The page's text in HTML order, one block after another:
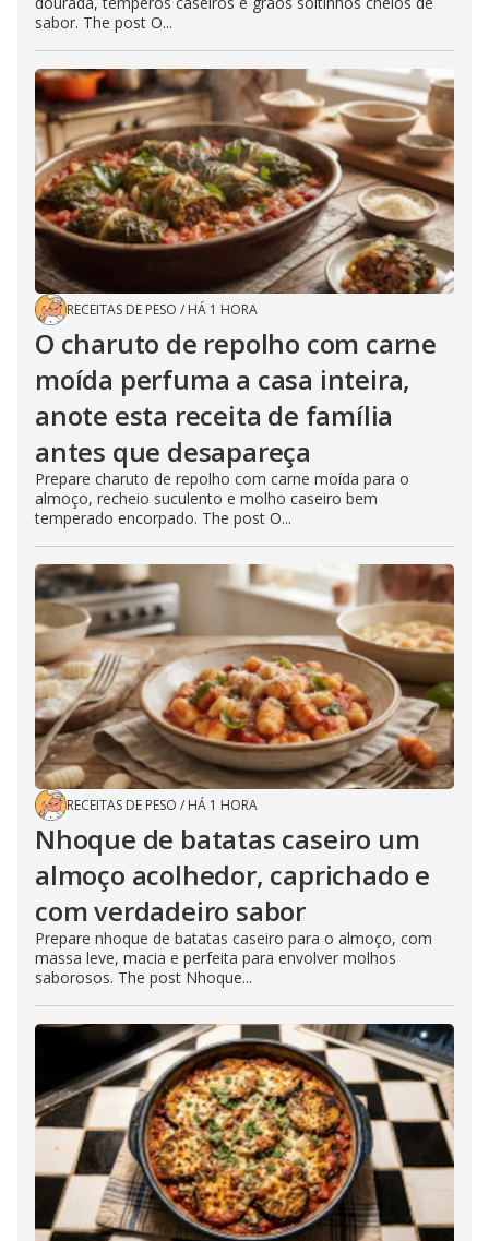
sabor. The post O...
RECEITAS DE PESO / HÁ 1 HORA
O charuto de repolho com carne
moída perfuma a casa inteira,
anote esta receita de família
antes que desapareça
Prepare charuto de repolho com carne moída para o
almoço, recheio suculento e molho caseiro bem
temperado encorpado. The post O...
RECEITAS DE PESO / HÁ 1 HORA
Nhoque de batatas caseiro um
almoço acolhedor, caprichado e
com verdadeiro sabor
Prepare nhoque de batatas caseiro para o almoço, com
massa leve, macia e perfeita para envolver molhos
saborosos. The post Nhoque...